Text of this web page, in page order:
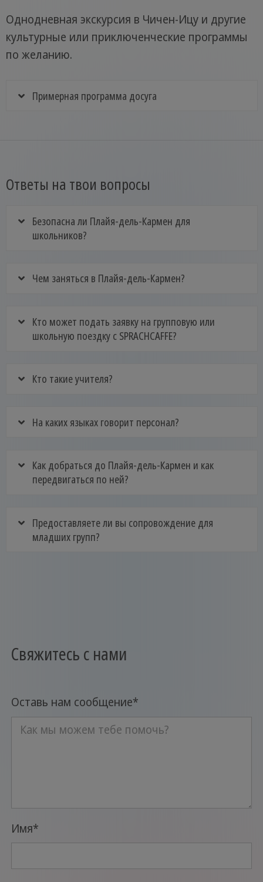
Однодневная экскурсия в Чичен-Ицу и другие
культурные или приключенческие программы
по желанию.
Примерная программа досуга
Ответы на твои вопросы
Безопасна ли Плайя-дель-Кармен для
школьников?
Чем заняться в Плайя-дель-Кармен?
Кто может подать заявку на групповую или
школьную поездку с SPRACHCAFFE?
Кто такие учителя?
На каких языках говорит персонал?
Как добраться до Плайя-дель-Кармен и как
передвигаться по ней?
Предоставляете ли вы сопровождение для
младших групп?
Свяжитесь с нами
Оставь нам сообщение*
Имя*